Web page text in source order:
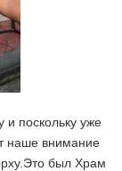
поскольку уже
наше внимание
был Храм